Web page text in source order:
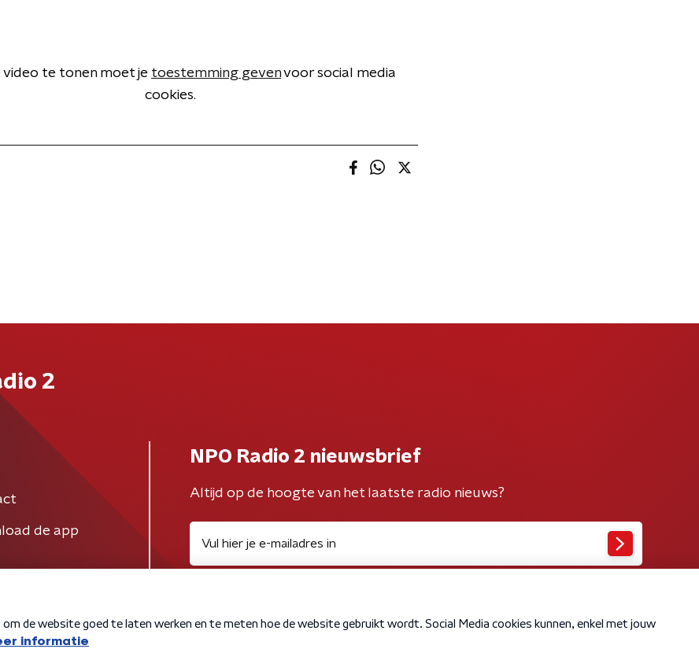
video te tonen moet je toestemming gevenvoor social media
cookies.
2
de app
NPO Radio 2 nieuwsbrief
Altijd op de hoogte van het laatste radio nieuws?